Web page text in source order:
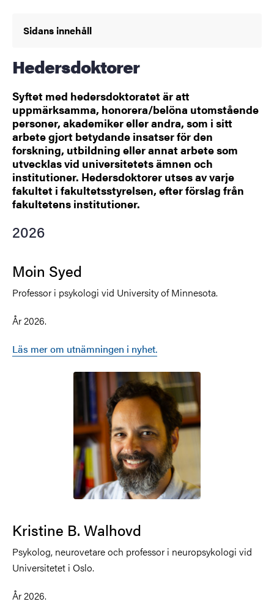
Sidans innehåll
Hedersdoktorer
Syftet med hedersdoktoratet är att
uppmärksamma, honorera/belöna utomstående
personer, akademiker eller andra, som i sitt
arbete gjort betydande insatser för den
forskning, utbildning eller annat arbete som
utvecklas vid universitetets ämnen och
institutioner. Hedersdoktorer utses av varje
fakultet i fakultetsstyrelsen, efter förslag från
fakultetens institutioner.
2026
Moin Syed
Professor i psykologi vid University of Minnesota.
År 2026.
Läs mer om utnämningen i nyhet.
Kristine B. Walhovd
Psykolog, neurovetare och professor i neuropsykologi vid
Universitetet i Oslo.
År 2026.